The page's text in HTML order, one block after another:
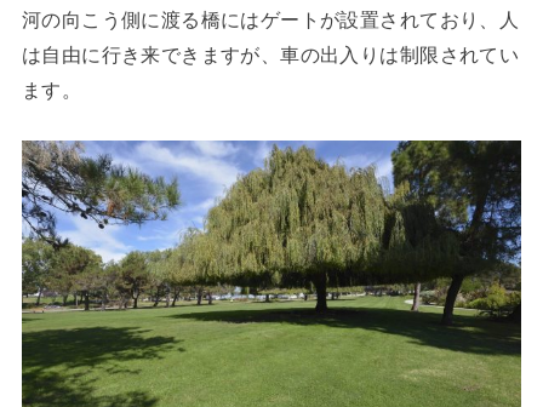
河の向こう側に渡る橋にはゲートが設置されており、人
は自由に行き来できますが、車の出入りは制限されてい
ます。